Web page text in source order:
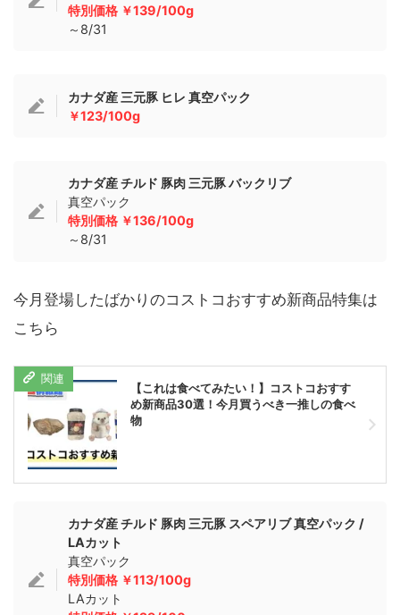
特別価格 ￥139/100g
～8/31
カナダ産 三元豚 ヒレ 真空パック
￥123/100g
カナダ産 チルド 豚肉 三元豚 バックリブ
真空パック
特別価格 ￥136/100g
～8/31
今月登場したばかりのコストコおすすめ新商品特集は
こちら
【これは食べてみたい！】コストコおすす
め新商品30選！今月買うべき一推しの食べ
物
カナダ産 チルド 豚肉 三元豚 スペアリブ 真空パック /
LAカット
真空パック
特別価格 ￥113/100g
LAカット